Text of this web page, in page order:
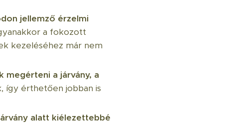
jellemző érzelmi
a fokozott
kezeléséhez már nem
a járvány, a
így érthetően jobban is
alatt kiélezettebbé